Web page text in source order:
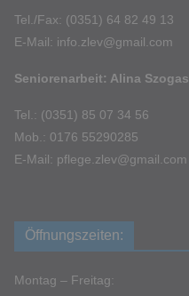
Tel./Fax: (0351) 64 82 49 13
E-Mail: info.zlev@gmail.com
Seniorenarbeit: Alina Szogas
Tel.: (0351) 85 07 34 56
Mob.: 0176 55290285
E-Mail: pflege.zlev@gmail.com
Öffnungszeiten:
Montag – Freitag: